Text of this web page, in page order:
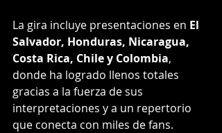
La gira incluye presentaciones en El
Salvador, Honduras, Nicaragua,
Costa Rica, Chile y Colombia,
donde ha logrado llenos totales
gracias a la fuerza de sus
interpretaciones y a un repertorio
que conecta con miles de fans.